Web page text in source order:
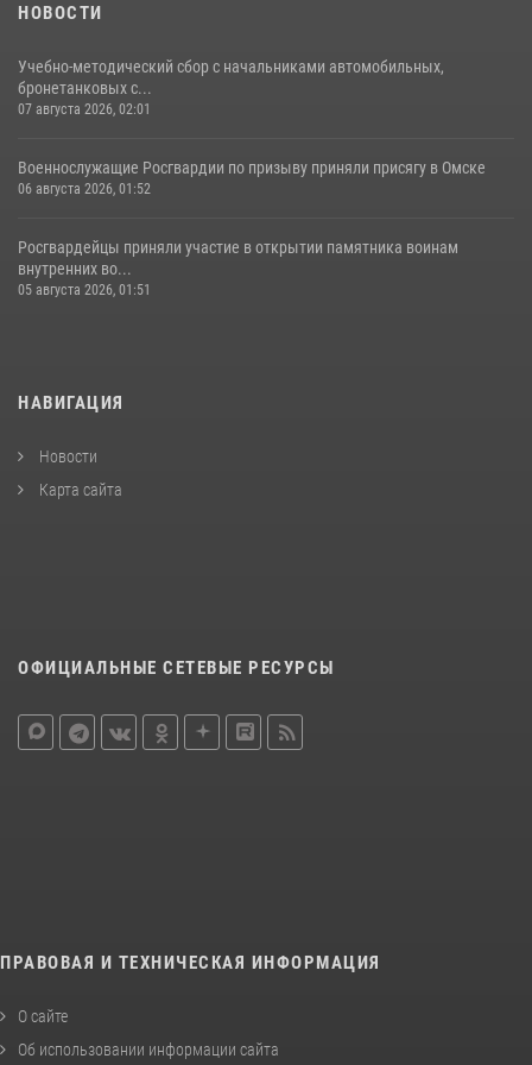
НОВОСТИ
Учебно-методический сбор с начальниками автомобильных,
бронетанковых с...
07 августа 2026, 02:01
Военнослужащие Росгвардии по призыву приняли присягу в Омске
06 августа 2026, 01:52
Росгвардейцы приняли участие в открытии памятника воинам
внутренних во...
05 августа 2026, 01:51
НАВИГАЦИЯ
Новости
Карта сайта
ОФИЦИАЛЬНЫЕ СЕТЕВЫЕ РЕСУРСЫ
ПРАВОВАЯ И ТЕХНИЧЕСКАЯ ИНФОРМАЦИЯ
О сайте
Об использовании информации сайта